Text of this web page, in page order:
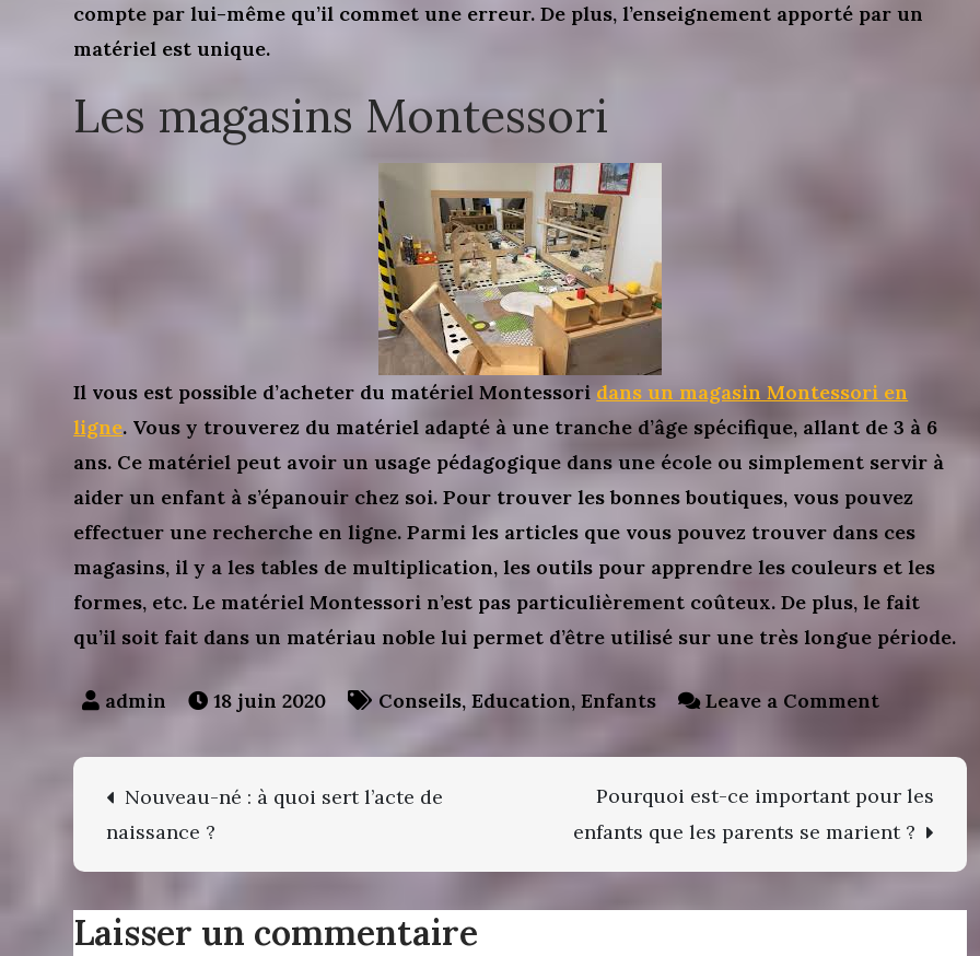
compte par lui-même qu’il commet une erreur. De plus, l’enseignement apporté par un
matériel est unique.
Les magasins Montessori
Il vous est possible d’acheter du matériel Montessori dans un magasin Montessori en
ligne. Vous y trouverez du matériel adapté à une tranche d’âge spécifique, allant de 3 à 6
ans. Ce matériel peut avoir un usage pédagogique dans une école ou simplement servir à
aider un enfant à s’épanouir chez soi. Pour trouver les bonnes boutiques, vous pouvez
effectuer une recherche en ligne. Parmi les articles que vous pouvez trouver dans ces
magasins, il y a les tables de multiplication, les outils pour apprendre les couleurs et les
formes, etc. Le matériel Montessori n’est pas particulièrement coûteux. De plus, le fait
qu’il soit fait dans un matériau noble lui permet d’être utilisé sur une très longue période.
18 juin 2020 Conseils,Education,Enfants Leave a Commenton
du
matériel
pour
Navigation
de
l’article
Nouveau-né : à quoi sert l’acte de
naissance ?
Pourquoi est-ce important pour les
enfants que les parents se marient ?
Laisser un commentaire